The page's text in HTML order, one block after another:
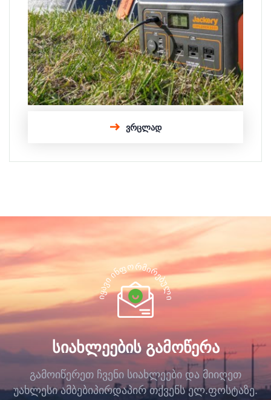
ᲕᲠᲪᲚᲐᲓ
Ი
Ყ
Ა
Ვ
Ი
Ი
ᲜᲤᲝᲠᲛᲘᲠᲔ
Ბ
Უ
Ლ
Ი
ᲡᲘᲐᲮᲚᲔᲔᲑᲘᲡ ᲒᲐᲛᲝᲬᲔᲠᲐ
გამოიწერეთ ჩვენი სიახლეები და მიიღეთ
უახლესი ამბებიპირდაპირ თქვენს ელ.ფოსტაზე.